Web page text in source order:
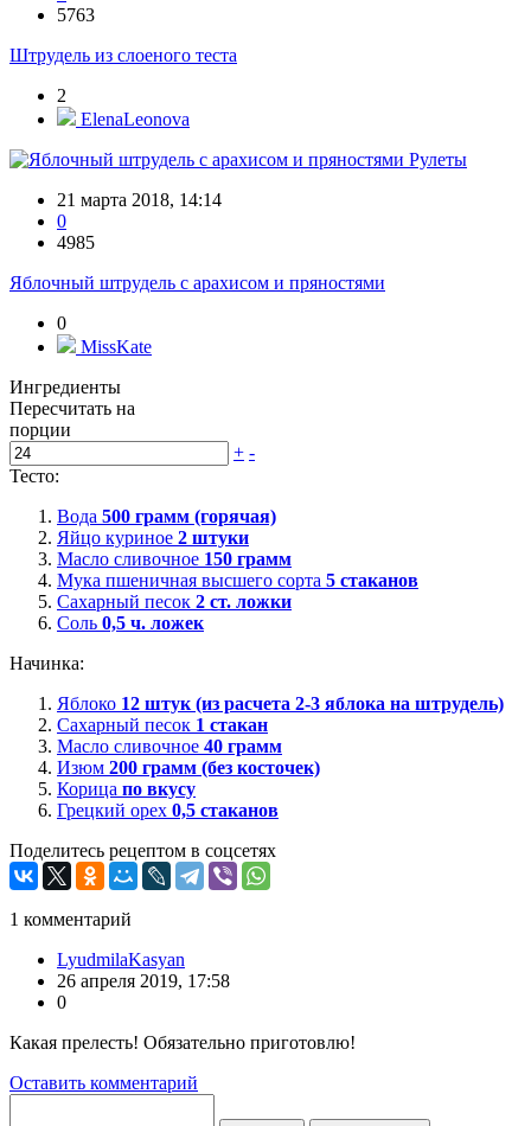
5763
Штрудель из слоеного теста
2
ElenaLeonova
Рулеты
21 марта 2018, 14:14
0
4985
Яблочный штрудель с арахисом и пряностями
0
MissKate
Ингредиенты
Пересчитать на
порции
+ -
Тесто:
Вода 500 грамм (горячая)
Яйцо куриное 2 штуки
Масло сливочное 150 грамм
Мука пшеничная высшего сорта 5 стаканов
Сахарный песок 2 ст. ложки
Соль 0,5 ч. ложек
Начинка:
Яблоко 12 штук (из расчета 2-3 яблока на штрудель)
Сахарный песок 1 стакан
Масло сливочное 40 грамм
Изюм 200 грамм (без косточек)
Корица по вкусу
Грецкий орех 0,5 стаканов
Поделитесь рецептом в соцсетях
1 комментарий
LyudmilaKasyan
26 апреля 2019, 17:58
0
Какая прелесть! Обязательно приготовлю!
Оставить комментарий